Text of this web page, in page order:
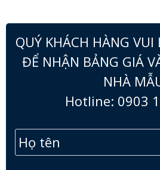
QUÝ KHÁCH HÀNG
ĐỂ NHẬN BẢNG GIÁ
NHÀ
Hotline: 0903